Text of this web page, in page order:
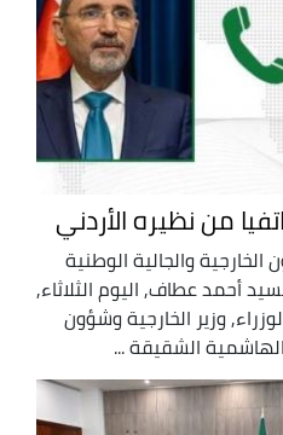
من نظيره الأردني
والجالية الوطنية
أحمد عطاف, اليوم الثلاثاء,
وزير الخارجية وشؤون
الشقيقة ...